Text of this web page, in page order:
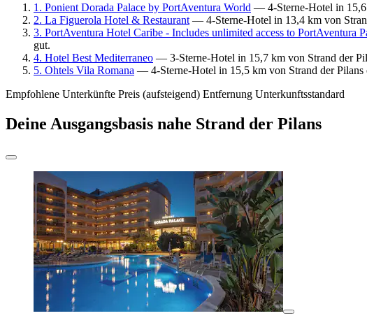
1. Ponient Dorada Palace by PortAventura World — 4-Sterne-Hotel in 15,6
2. La Figuerola Hotel & Restaurant — 4-Sterne-Hotel in 13,4 km von
3. PortAventura Hotel Caribe - Includes unlimited access to PortAventura
gut.
4. Hotel Best Mediterraneo — 3-Sterne-Hotel in 15,7 km von Strand der
5. Ohtels Vila Romana — 4-Sterne-Hotel in 15,5 km von Strand der
Empfohlene Unterkünfte Preis (aufsteigend) Entfernung Unterkunftsstandard
Deine Ausgangsbasis nahe Strand der Pilans